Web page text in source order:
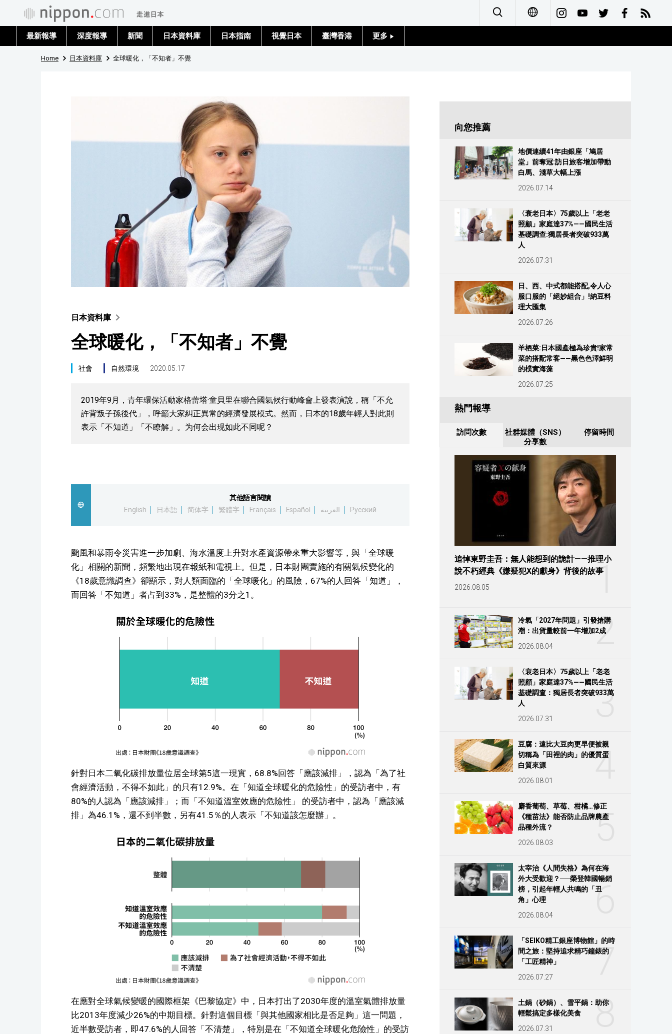
العربية
Русский
最新報導 深度報導 新聞 日本資料庫 日本指南 視覺日本 臺灣香港 更多
東京
Home 日本資料庫 全球暖化，「不知者」不覺
日本資料庫
全球暖化，「不知者」不覺
社會 自然環境 2020.05.17
2019年9月，青年環保活動家格蕾塔·童貝里在聯合國氣候行動峰會上發表演說，稱「不允
許背叛子孫後代」，呼籲大家糾正異常的經濟發展模式。然而，日本的18歲年輕人對此則
表示「不知道」「不瞭解」。为何会出现如此不同呢？
其他語言閱讀
English
日本語 简体字 繁體字 Français Español العربية Русский
颱風和暴雨令災害進一步加劇、海水溫度上升對水產資源帶來重大影響等，與「全球暖
化」相關的新聞，頻繁地出現在報紙和電視上。但是，日本財團實施的有關氣候變化的
《18歲意識調查》卻顯示，對人類面臨的「全球暖化」的風險，67%的人回答「知道」，
而回答「不知道」者占到33%，是整體的3分之1。
針對日本二氧化碳排放量位居全球第5這一現實，68.8%回答「應該減排」，認為「為了社
會經濟活動，不得不如此」的只有12.9%。在「知道全球暖化的危險性」的受訪者中，有
80%的人認為「應該減排」；而「不知道溫室效應的危險性」 的受訪者中，認為「應該減
排」為46.1%，還不到半數，另有41.5％的人表示「不知道該怎麼辦」。
在應對全球氣候變暖的國際框架《巴黎協定》中，日本打出了2030年度的溫室氣體排放量
比2013年度減少26%的中期目標。針對這個目標「與其他國家相比是否足夠」這一問題，
近半數受訪者，即47.6%的人回答「不清楚」，特別是在「不知道全球暖化危險性」的受訪
向您推薦
地價連續41年由銀座「鳩居
堂」前奪冠:訪日旅客增加帶動
白馬、淺草大幅上漲
2026.07.14
〈衰老日本〉75歲以上「老老
照顧」家庭達37%——國民生活
基礎調查:獨居長者突破933萬
人
2026.07.31
日、西、中式都能搭配,令人心
服口服的「絕妙組合」!納豆料
理大匯集
2026.07.26
羊栖菜:日本國產極為珍貴!家常
菜的搭配常客——黑色色澤鮮明
的樸實海藻
2026.07.25
熱門報導
訪問次數
社群媒體（SNS）
分享數
停留時間
1
追悼東野圭吾：無人能想到的詭計——推理小
說不朽經典《嫌疑犯X的獻身》背後的故事
2026.08.05
2
冷氣「2027年問題」引發搶購
潮：出貨量較前一年增加2成
2026.08.04
3
〈衰老日本〉75歲以上「老老
照顧」家庭達37%——國民生活
基礎調查：獨居長者突破933萬
人
2026.07.31
4
豆腐：遠比大豆肉更早便被親
切稱為「田裡的肉」的優質蛋
白質來源
2026.08.01
5
麝香葡萄、草莓、柑橘…修正
《種苗法》能否防止品牌農產
品種外流？
2026.08.03
6
太宰治《人間失格》為何在海
外大受歡迎？──榮登韓國暢銷
榜，引起年輕人共鳴的「丑
角」心理
2026.08.04
7
「SEIKO精工銀座博物館」的時
間之旅：堅持追求精巧鐘錶的
「工匠精神」
2026.07.27
8
土鍋（砂鍋）、雪平鍋：助你
輕鬆搞定多樣化美食
2026.07.31